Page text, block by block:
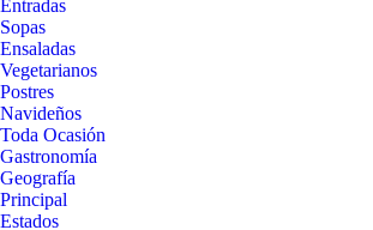
Entradas
Sopas
Ensaladas
Vegetarianos
Postres
Navideños
Toda Ocasión
Gastronomía
Geografía
Principal
Estados